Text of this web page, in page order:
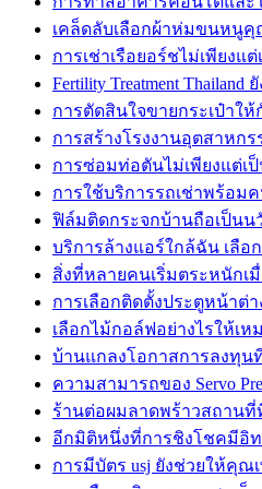
เคล็ดลับเลือกผ้าห่มขนหนู
การเช่าเรือยอร์ชไม่เพียงแ
Fertility Treatment Thailand
การตัดสินใจขายกระเป๋าให้
การสร้างโรงงานอุตสาหก
การซ่อมท่อตันไม่เพียงแต่เ
การใช้บริการรถเช่าพร้อม
ฟิล์มติดกระจกบ้านถือเป็น
บริการล้างแอร์ใกล้ฉัน เลื
สิ่งที่หลายคนเริ่มตระหนักเ
การเลือกติดตั้งประตูหน้าต่า
เลือกไม้กอล์ฟอย่างไรให้เห
บ้านแกลงโอกาสการลงทุน
ความสามารถของ Servo
ร้านต่อผมลาดพร้าวสถานที่
อีกมิติหนึ่งที่การชิงโชคมีอิ
การมีบัตร usj ยังช่วยให้คุ